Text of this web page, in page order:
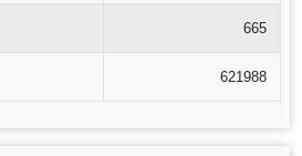
665
621988